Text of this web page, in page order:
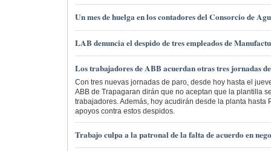
Un mes de huelga en los contadores del Consorcio de
LAB denuncia el despido de tres empleados de
Los trabajadores de ABB acuerdan otras tres jornadas
Con tres nuevas jornadas de paro, desde hoy hasta el
ABB de Trapagaran dirán que no aceptan que la plantilla
trabajadores. Además, hoy acudirán desde la planta hasta
apoyos contra estos despidos.
Trabajo culpa a la patronal de la falta de acuerdo en